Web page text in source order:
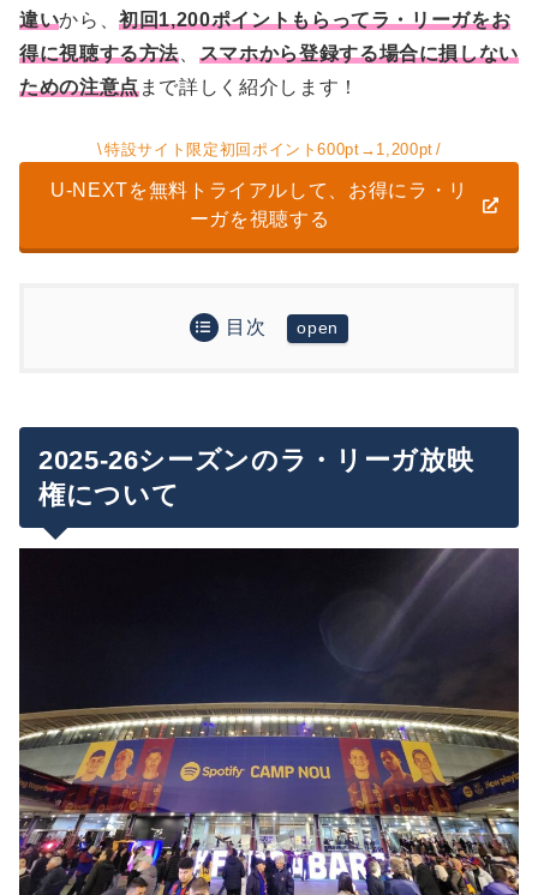
違いから、初回1,200ポイントもらってラ・リーガをお
得に視聴する方法
スマホから登録する場合に損しない
ための注意点まで詳しく紹介します！
特設サイト限定初回ポイント600pt→1,200pt
U-NEXTを無料トライアルして、お得にラ・リ
ーガを視聴する
目次
DAZN
U-NEXTの方が安く、通常プランの継続ポイント
も使えるので圧倒的おすすめ！
DAZNに入りたいなら「DMM×DAZNホーダイ」
視聴環境・機能面の違い
※重要）アプリでU-NEXTサッカーパック単体
を購入すると、月額料金が異なるので損なので
2025-26シーズンのラ・リーガ放映
権について